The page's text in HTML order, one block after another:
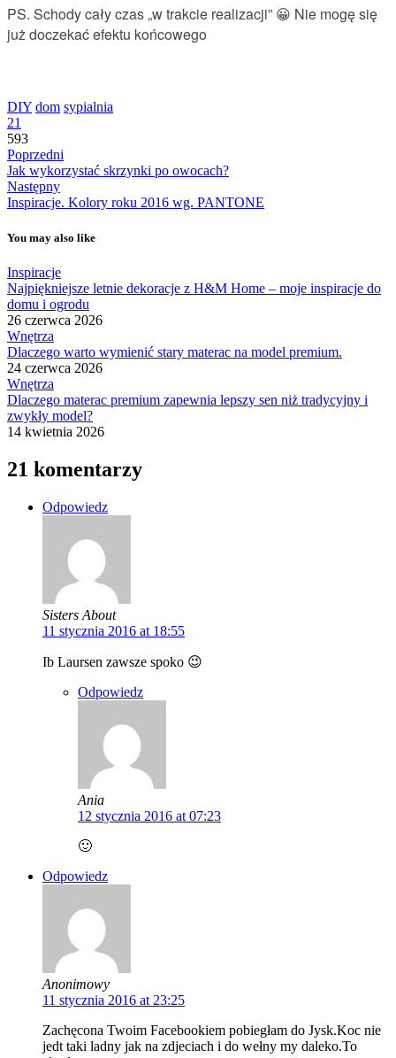
PS. Schody cały czas „w trakcie realizacji” 😀 Nie mogę się
już doczekać efektu końcowego
DIY dom sypialnia
21
593
Poprzedni
Jak wykorzystać skrzynki po owocach?
Następny
Inspiracje. Kolory roku 2016 wg. PANTONE
You may also like
Inspiracje
Najpiękniejsze letnie dekoracje z H&M Home – moje inspiracje do
domu i ogrodu
26 czerwca 2026
Wnętrza
Dlaczego warto wymienić stary materac na model premium.
24 czerwca 2026
Wnętrza
Dlaczego materac premium zapewnia lepszy sen niż tradycyjny i
zwykły model?
14 kwietnia 2026
21 komentarzy
Odpowiedz
Sisters About
11 stycznia 2016 at 18:55
Ib Laursen zawsze spoko 😉
Odpowiedz
Ania
12 stycznia 2016 at 07:23
🙂
Odpowiedz
Anonimowy
11 stycznia 2016 at 23:25
Zachęcona Twoim Facebookiem pobiegłam do Jysk.Koc nie
jedt taki ladny jak na zdjeciach i do wełny my daleko.To